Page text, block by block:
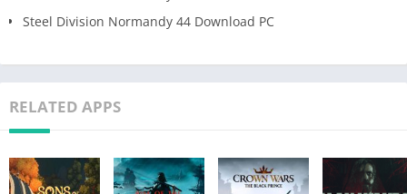
Steel Division Normandy 44 Download PC
RELATED APPS